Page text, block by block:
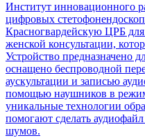
Институт инновационного
цифровых
Красногвардейскую ЦРБ
женской консультации,
Устройство предназначено
оснащено беспроводной
аускультации и записью
помощью наушников в
уникальные технологии
помогают сделать
шумов.